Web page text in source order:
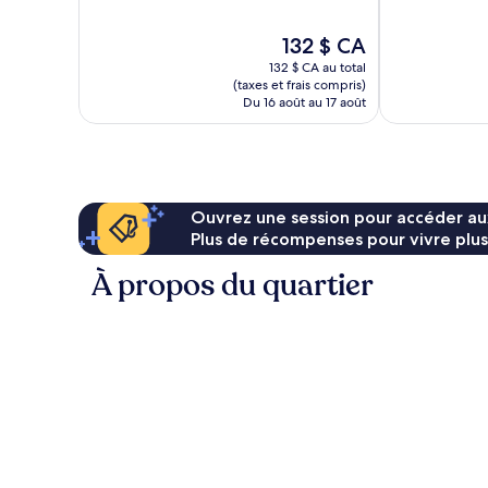
Le
prix
est
de
132 $ CA
132 $ CA
132 $ CA au total
(taxes et frais compris)
Du 16 août au 17 août
Ouvrez une session pour accéder
Plus de récompenses pour vivre
À propos du quartier